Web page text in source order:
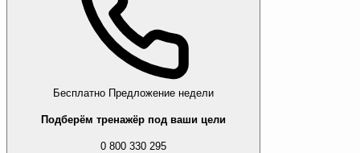
Бесплатно Предложение недели
Подберём тренажёр под ваши цели
0 800 330 295